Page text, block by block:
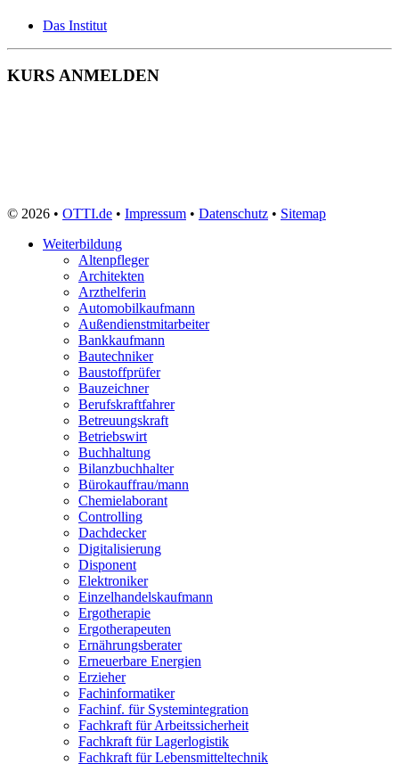
Das Institut
KURS ANMELDEN
© 2026 • OTTI.de • Impressum • Datenschutz • Sitemap
Weiterbildung
Altenpfleger
Architekten
Arzthelferin
Automobilkaufmann
Außendienstmitarbeiter
Bankkaufmann
Bautechniker
Baustoffprüfer
Bauzeichner
Berufskraftfahrer
Betreuungskraft
Betriebswirt
Buchhaltung
Bilanzbuchhalter
Bürokauffrau/mann
Chemielaborant
Controlling
Dachdecker
Digitalisierung
Disponent
Elektroniker
Einzelhandelskaufmann
Ergotherapie
Ergotherapeuten
Ernährungsberater
Erneuerbare Energien
Erzieher
Fachinformatiker
Fachinf. für Systemintegration
Fachkraft für Arbeitssicherheit
Fachkraft für Lagerlogistik
Fachkraft für Lebensmitteltechnik